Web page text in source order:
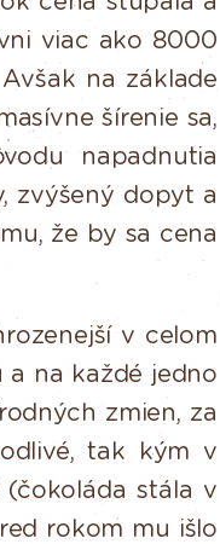
viac ako 8000
na základe
šírenie sa,
napadnutia
zvýšený dopyt a
že by sa cena
v celom
a na každé jedno
zmien, za
tak kým v
stála v
rokom mu išlo